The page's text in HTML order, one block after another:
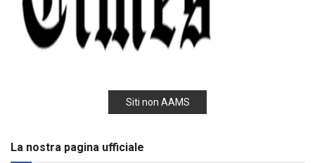
Siti non AAMS
La nostra pagina ufficiale